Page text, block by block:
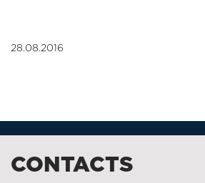
28.08.2016
CONTACTS